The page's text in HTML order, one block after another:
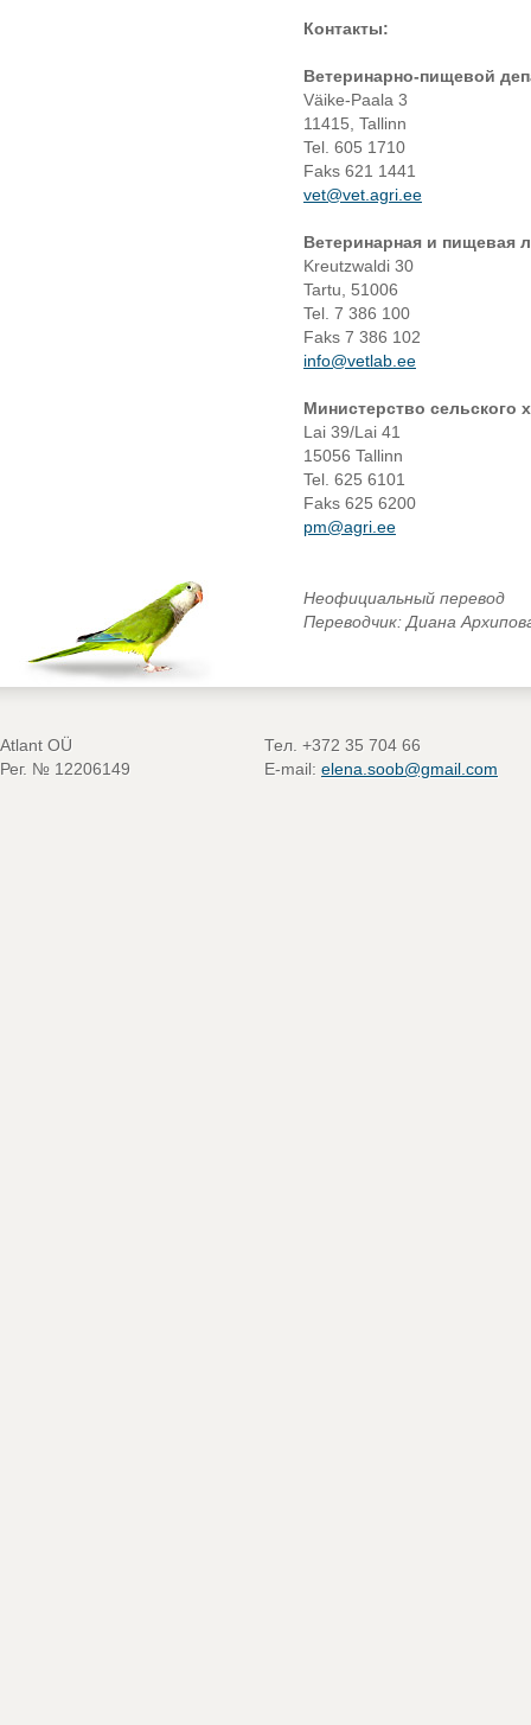
Контакты:
Ветеринарно-пищевой
Väike-Paala 3
11415, Tallinn
Tel. 605 1710
Faks 621 1441
vet@vet.agri.ee
Ветеринарная и пищевая
Kreutzwaldi 30
Tartu, 51006
Tel. 7 386 100
Faks 7 386 102
info@vetlab.ee
Министерство сельского
Lai 39/Lai 41
15056 Tallinn
Tel. 625 6101
Faks 625 6200
pm@agri.ee
Неофициальный перевод
Переводчик: Диана
Atlant OÜ
Рег. № 12206149
Тел. +372 35 704 66
E-mail: elena.soob@gmail.com